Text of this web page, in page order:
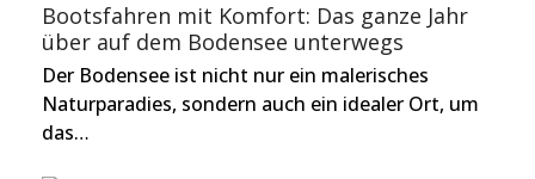
Bootsfahren mit Komfort: Das ganze Jahr
über auf dem Bodensee unterwegs
Der Bodensee ist nicht nur ein malerisches
Naturparadies, sondern auch ein idealer Ort, um
das…